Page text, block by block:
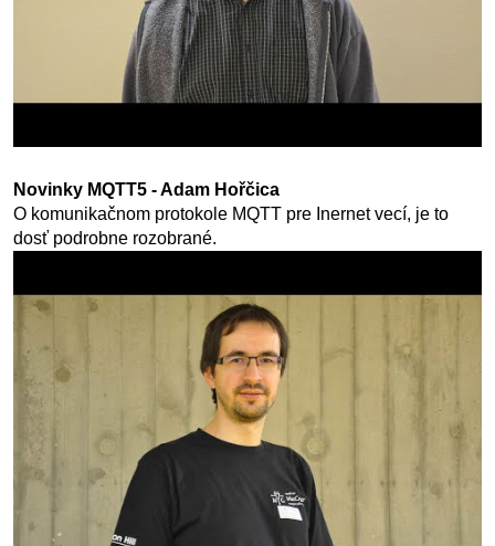
Novinky MQTT5 - Adam Hořčica
O komunikačnom protokole MQTT pre Inernet vecí, je to
dosť podrobne rozobrané.